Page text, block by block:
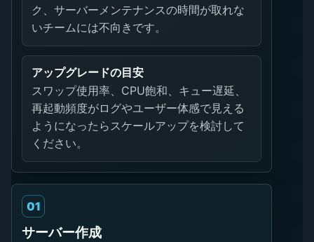
ク、サーバーメンテナンスの時間が取れな
いチームには不向きです。
アップグレードの目安
スワップ使用率、CPU飽和、キュー遅延、
再起動頻度がログやユーザー体感で見える
ようになったらスケールアップを検討して
ください。
01
サーバー作成